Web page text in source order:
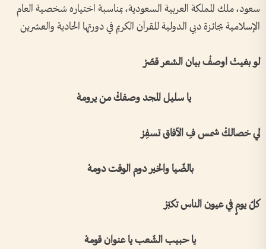
سعود، ملك المملكة العربية السعودية، بمناسبة اختياره شخصية العام
الإسلامية بجائزة دبي الدولية للقرآن الكريم في دورتها الحادية والعشرين
لو بغيتْ اوصفْ بيان الشعر قصّرْ
يا سليل المجد وصفكْ من يرومهْ
لي خصالكْ شمس فِ الآفاق تسفِرْ
بالضّيا والخير دوم الوقت دومهْ
كلّ يومٍ في عيون الناس تكبَرْ
يا حبيب الشّعب يا عنوان قومهْ